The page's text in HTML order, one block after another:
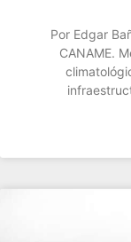
Por Edgar
CANAME.